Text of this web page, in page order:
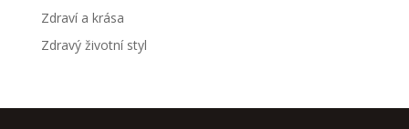
Zdraví a krása
Zdravý životní styl